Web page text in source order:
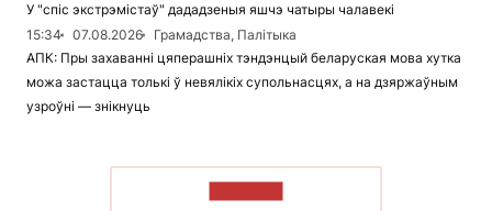
У "спіс экстрэмістаў" дададзеныя яшчэ чатыры чалавекі
15:34
07.08.2026
Грамадства, Палітыка
АПК: Пры захаванні цяперашніх тэндэнцый беларуская мова хутка
можа застацца толькі ў невялікіх супольнасцях, а на дзяржаўным
узроўні — знікнуць